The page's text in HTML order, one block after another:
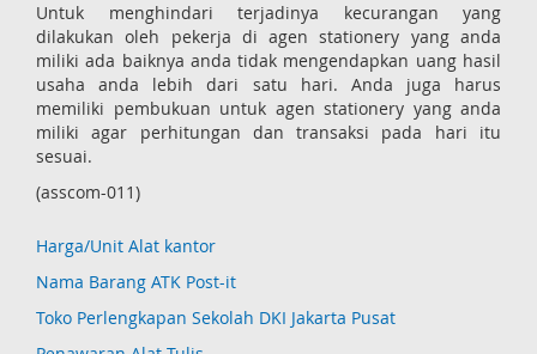
Untuk menghindari terjadinya kecurangan yang
dilakukan oleh pekerja di agen stationery yang anda
miliki ada baiknya anda tidak mengendapkan uang hasil
usaha anda lebih dari satu hari. Anda juga harus
memiliki pembukuan untuk agen stationery yang anda
miliki agar perhitungan dan transaksi pada hari itu
sesuai.
(asscom-011)
Harga/Unit Alat kantor
Nama Barang ATK Post-it
Toko Perlengkapan Sekolah DKI Jakarta Pusat